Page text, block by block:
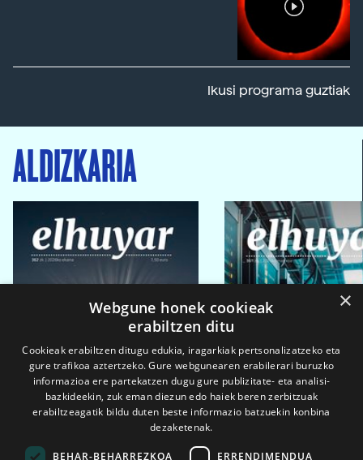
Ikusi programa guztiak
ALDIZKARIA
×
Webgune honek cookieak
erabiltzen ditu
Cookieak erabiltzen ditugu edukia, iragarkiak pertsonalizatzeko eta
gure trafikoa aztertzeko. Gure webgunearen erabilerari buruzko
informazioa ere partekatzen dugu gure publizitate- eta analisi-
bazkideekin, zuk eman diezun edo haiek beren zerbitzuak
erabiltzeagatik bildu duten beste informazio batzuekin konbina
dezaketenak.
BEHAR-BEHARREZKOA ERRENDIMENDUA